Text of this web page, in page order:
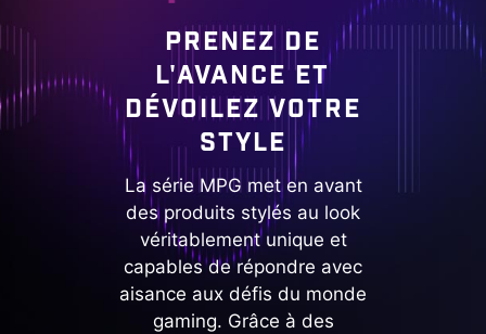
PRENEZ DE
L'AVANCE ET
DÉVOILEZ VOTRE
STYLE
La série MPG met en avant
des produits stylés au look
véritablement unique et
capables de répondre avec
aisance aux défis du monde
gaming. Grâce à des